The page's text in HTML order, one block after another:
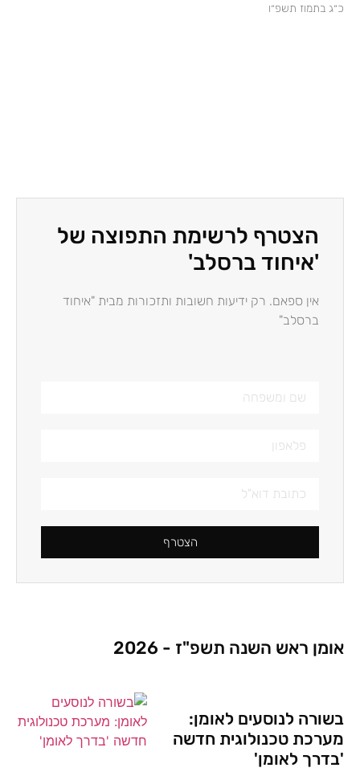
כ״ג בתמוז תשפ״ו
הצטרף לרשימת התפוצה של
'איחוד ברסלב'
אין ספאם. רק ידיעות חשובות ותזכורות מבית "איחוד
ברסלב"
הצטרף
אומן ראש השנה תשפ"ז - 2026
בשורה לנוסעים לאומן:
מערכת טכנולוגית חדשה
'בדרך לאומן'